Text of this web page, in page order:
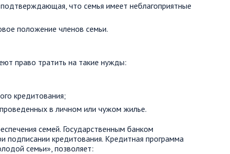
что семья имеет неблагоприятные
положение членов семьи.
право тратить на такие нужды:
кредитования;
в личном или чужом жилье.
семей. Государственным банком
подписании кредитования. Кредитная программа
семьи», позволяет: